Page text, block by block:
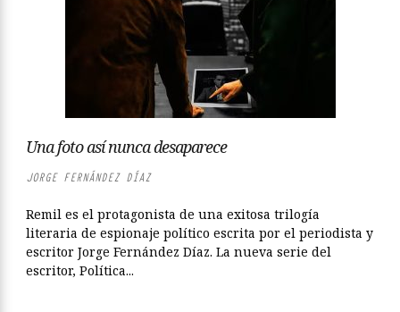
Una foto así nunca desaparece
JORGE FERNÁNDEZ DÍAZ
Remil es el protagonista de una exitosa trilogía
literaria de espionaje político escrita por el periodista y
escritor Jorge Fernández Díaz. La nueva serie del
escritor, Política...